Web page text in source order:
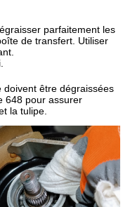
parfaitement les
de transfert. Utiliser
être dégraissées
648 pour assurer
la tulipe.